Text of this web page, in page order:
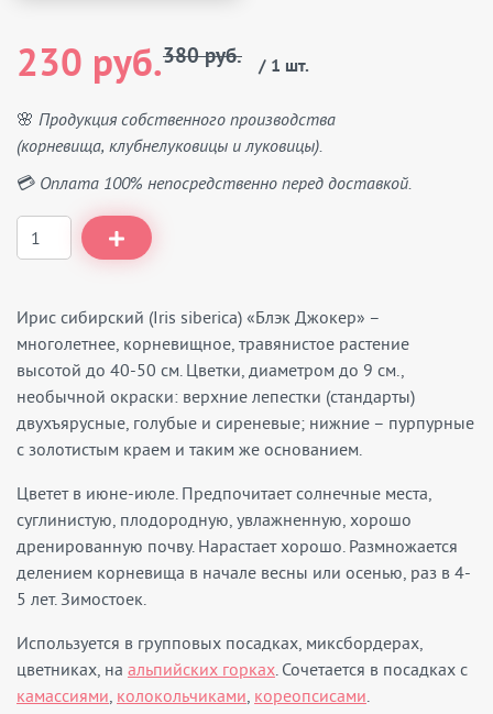
230 руб.380 руб. / 1 шт.
🌸 Продукция собственного производства
(корневища, клубнелуковицы и луковицы).
💳 Оплата 100% непосредственно перед доставкой.
Ирис сибирский (Iris siberica) «Блэк Джокер» –
многолетнее, корневищное, травянистое растение
высотой до 40-50 см. Цветки, диаметром до 9 см.,
необычной окраски: верхние лепестки (стандарты)
двухъярусные, голубые и сиреневые; нижние – пурпурные
с золотистым краем и таким же основанием.
Цветет в июне-июле. Предпочитает солнечные места,
суглинистую, плодородную, увлажненную, хорошо
дренированную почву. Нарастает хорошо. Размножается
делением корневища в начале весны или осенью, раз в 4-
5 лет. Зимостоек.
Используется в групповых посадках, миксбордерах,
цветниках, на альпийских горках. Сочетается в посадках с
камассиями, колокольчиками, кореопсисами.